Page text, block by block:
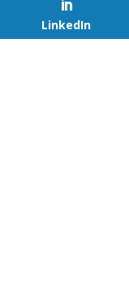
LinkedIn